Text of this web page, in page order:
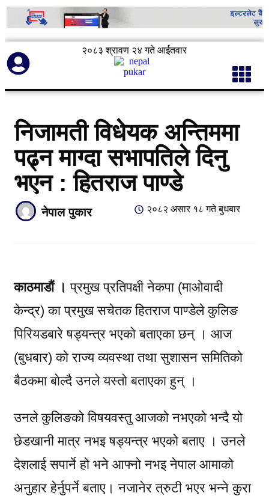
२०८३ श्रावण २४ गते आईतवार
निजामती विधेयक अन्तिममा
पढ्न माग्दा सभापतिले दिनु
भएन : हितराज पाण्डे
नेपाल पुकार २०८२ असार १८ गते बुधबार
काठमाडौं । प्रमुख प्रतिपक्षी नेकपा (माओवादी
केन्द्र) का प्रमुख सचेतक हितराज पाण्डेले कुलिङ
पिरियडबारे षड्यन्त्र भएको बताएका छन् । आज
(बुधबार) को राज्य व्यवस्था तथा सुशासन समितिको
बैठकमा बोल्दै उनले यस्तो बताएका हुन् ।
उनले कुलिङको विषयवस्तु आजको नभएको भन्दै यो
छेडखानी मात्र नभइ षड्यन्त्र भएको बताए । उनले
देशलाई सपार्ने हो भने आफ्नो नभइ नेपाल आमाको
अनुहार हेर्नुपर्ने बताए। नजानेर त्रुटी भएर भन्ने कुरा